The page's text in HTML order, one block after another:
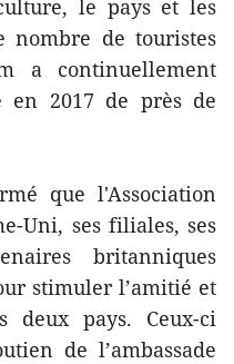
le pays et les
nombre de touristes
a continuellement
en 2017 de près de
que l'Association
Uni, ses filiales, ses
britanniques
stimuler l’amitié et
deux pays. Ceux-ci
de l’ambassade